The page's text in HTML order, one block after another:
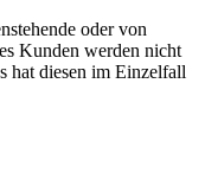
oder von
Kunden werden nicht
hat diesen im Einzelfall